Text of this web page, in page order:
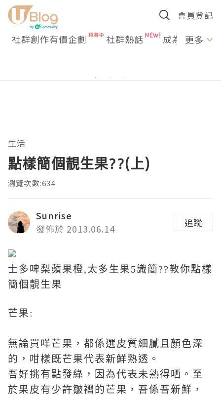
會員登記
社群創作有價企劃 社群熱話 成為U更多
生活
點樣簡個靚生果??(上)
瀏覽次數:634
Sunrise
發佈於 2013.06.14
追蹤
士多啤梨蘋果橙,太多生果5識簡??教你點樣
簡個靚生果
芒果:
無論買咩芒果，都係選皮質細膩且顏色深
的，咁樣既芒果代表新鮮熟透。
吾好挑有點發綠，因為代表未熟得哂。至
於果皮有少許皺褶的芒果，吾係吾新鮮，